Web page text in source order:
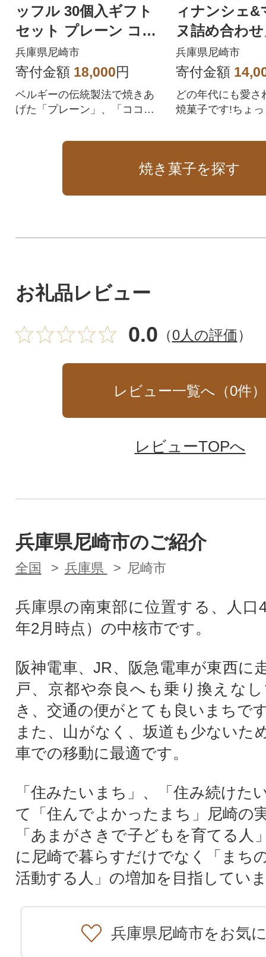
ッフル 30個入ギフト
セット プレーン ココ
ア いちご(TP30-PCIG)
兵庫県尼崎市
寄付金額 18,000円
ベルギーの伝統製法で焼きあ
げた「プレーン」、「ココ
フトセットです。
ィナンシェ&
ヌ詰め合わ
り)3箱セット
き
兵庫県尼崎市
寄付金額
どの年代にも愛さ
焼菓子です!ちょ
焼き菓子を探す
お礼品レビュー
0.0 （0人の評価）
レビュー一覧へ（0件）
レビューTOPへ
兵庫県尼崎市のご紹介
全国 兵庫県 尼崎市
兵庫県の南東部に位置する、人口
年2月時点）の中核市です。
阪神電車、JR、阪急電車が東西に
戸、京都や奈良へも乗り換えな
き、交通の便がとても良いまちで
また、山がなく、坂道も少ないた
車での移動に最適です。
「住みたいまち」、「住み続けた
て「住んでよかったまち」尼崎の
「あまがさきで子どもを育てる人
に尼崎で暮らすだけでなく「まち
活動する人」の増加を目指してい
兵庫県尼崎市をお気